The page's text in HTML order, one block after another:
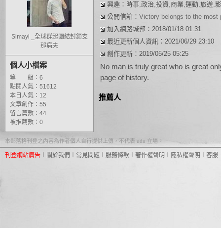
Simayi _全球群起團結封鎖支
那病夫
個人小檔案
等 級：6
點閱人氣：51612
本日人氣：12
文章創作：55
留言篇數：44
被推薦數： 0
興趣：時事,政治,投資,商業,運動,旅遊,
公開信箱： Victory belongs to the most
加入網路城邦：2018/01/18 01:31
最近更新個人資訊：2021/06/29 23:10
創作更新：2019/05/25 05:25
No man is truly great who is great
page of history.
推薦人
本部落格刊登之內容為作者個人自行提供上傳，不代表 udn 立場。
刊登網站廣告 關於我們 常見問題 服務條款 著作權聲明 隱私權聲明 客服